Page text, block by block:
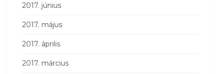
2017. június
2017. május
2017. április
2017. március